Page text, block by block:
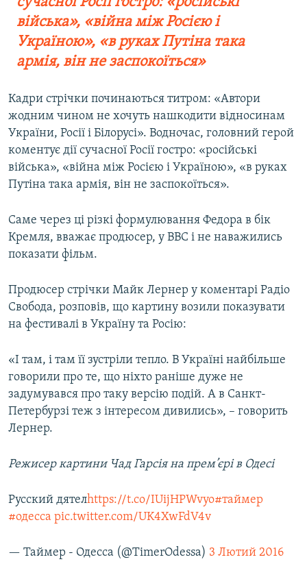
війська», «війна між Росією і
Україною», «в руках Путіна така
армія, він не заспокоїться»
Кадри стрічки починаються титром: «Автори
жодним чином не хочуть нашкодити відносинам
України, Росії і Білорусі». Водночас, головний герой
коментує дії сучасної Росії гостро: «російські
війська», «війна між Росією і Україною», «в руках
Путіна така армія, він не заспокоїться».
Саме через ці різкі формулювання Федора в бік
Кремля, вважає продюсер, у ВВС і не наважились
показати фільм.
Продюсер стрічки Майк Лернер у коментарі Радіо
Свобода, розповів, що картину возили показувати
на фестивалі в Україну та Росію:
«І там, і там її зустріли тепло. В Україні найбільше
говорили про те, що ніхто раніше дуже не
задумувався про таку версію подій. А в Санкт-
Петербурзі теж з інтересом дивились», – говорить
Лернер.
Режисер картини Чад Гарсія на прем’єрі в Одесі
Русский дятелhttps://t.co/IUijHPWvyo#таймер
#одесса pic.twitter.com/UK4XwFdV4v
— Таймер - Одесса (@TimerOdessa) 3 Лютий 2016